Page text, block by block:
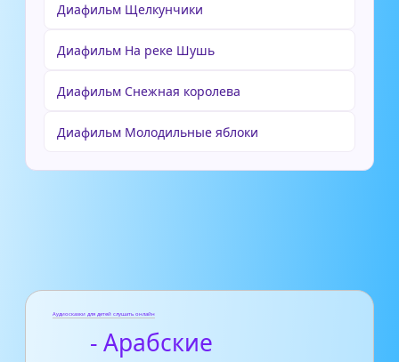
Диафильм Щелкунчики
Диафильм На реке Шушь
Диафильм Снежная королева
Диафильм Молодильные яблоки
Аудиосказки для детей слушать онлайн
- Арабские